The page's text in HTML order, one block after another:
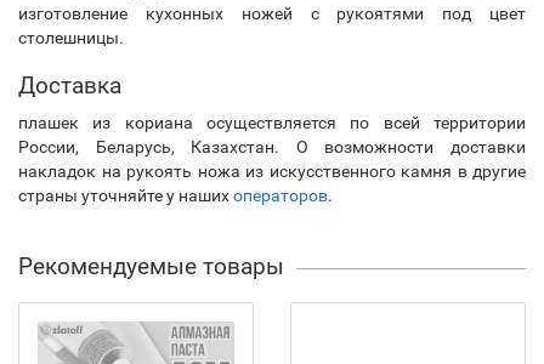
изготовление кухонных ножей с рукоятями под цвет
столешницы.
Доставка
плашек из кориана осуществляется по всей территории
России, Беларусь, Казахстан. О возможности доставки
накладок на рукоять ножа из искусственного камня в другие
страны уточняйте у нашихоператоров.
Рекомендуемые товары